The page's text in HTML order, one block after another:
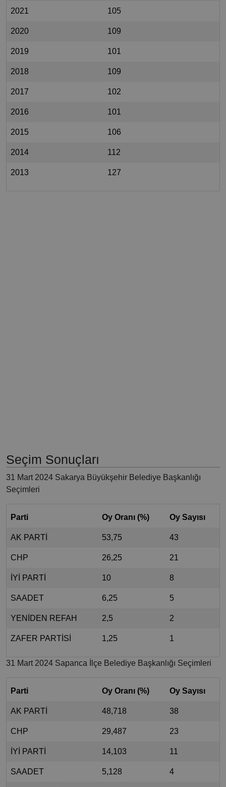
2021 105
2020 109
2019 101
2018 109
2017 102
2016 101
2015 106
2014 112
2013 127
Seçim Sonuçları
31 Mart 2024 Sakarya Büyükşehir Belediye Başkanlığı
Seçimleri
Parti Oy Oranı (%) Oy Sayısı
AK PARTİ 53,75 43
CHP 26,25 21
İYİ PARTİ 10 8
SAADET 6,25 5
YENİDEN REFAH 2,5 2
ZAFER PARTİSİ 1,25 1
31 Mart 2024 Sapanca İlçe Belediye Başkanlığı Seçimleri
Parti Oy Oranı (%) Oy Sayısı
AK PARTİ 48,718 38
CHP 29,487 23
İYİ PARTİ 14,103 11
SAADET 5,128 4